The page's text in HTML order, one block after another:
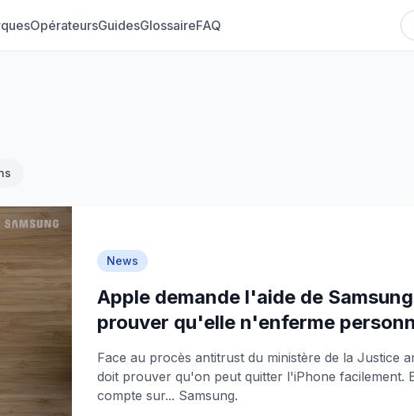
OpérateursGuidesGlossaireFAQ
News
Apple demande l'aide de
prouver qu'elle n'enferme
Face au procès antitrust du ministère de la Justice
doit prouver qu'on peut quitter l'iPhone facilement.
compte sur... Samsung.